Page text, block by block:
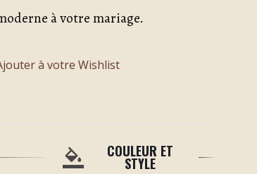
à votre mariage.
à votre Wishlist
COULEUR ET
STYLE